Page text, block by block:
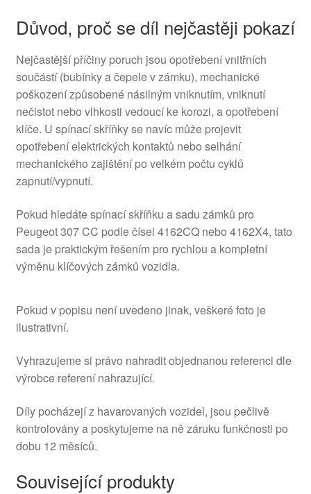
Důvod, proč se díl nejčastěji pokazí
Nejčastější příčiny poruch jsou opotřebení vnitřních
součástí (bubínky a čepele v zámku), mechanické
poškození způsobené násilným vniknutím, vniknutí
nečistot nebo vlhkosti vedoucí ke korozi, a opotřebení
klíče. U spínací skříňky se navíc může projevit
opotřebení elektrických kontaktů nebo selhání
mechanického zajištění po velkém počtu cyklů
zapnutí/vypnutí.
Pokud hledáte spínací skříňku a sadu zámků pro
Peugeot 307 CC podle čísel 4162CQ nebo 4162X4, tato
sada je praktickým řešením pro rychlou a kompletní
výměnu klíčových zámků vozidla.
Pokud v popisu není uvedeno jinak, veškeré foto je
ilustrativní.
Vyhrazujeme si právo nahradit objednanou referenci dle
výrobce referení nahrazující.
Díly pocházejí z havarovaných vozidel, jsou pečlivě
kontrolovány a poskytujeme na ně záruku funkčnosti po
dobu 12 měsíců.
Související produkty